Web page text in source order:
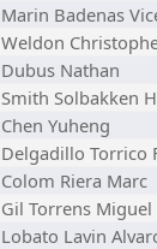
Marin Badenas
Weldon
Dubus Nathan
Smith Solbakken
Chen Yuheng
Delgadillo Torrico
Colom Riera Marc
Gil Torrens Miguel
Lobato Lavin